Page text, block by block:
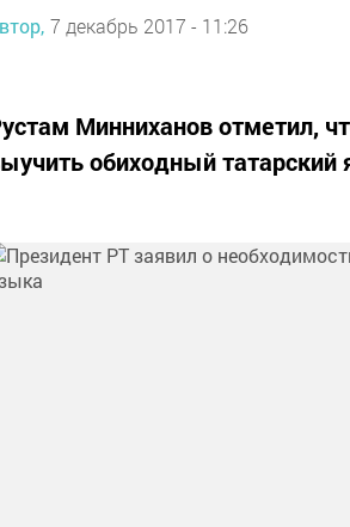
7 декабрь 2017 - 11:26
Минниханов отметил,
обиходный татарский